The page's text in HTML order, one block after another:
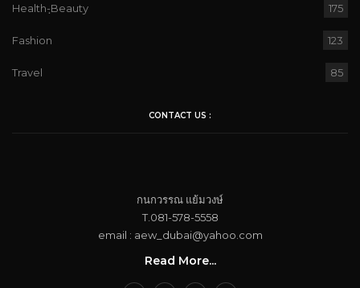
Health-ฺBeauty 175
Fashion 123
Travel 85
CONTACT US :
กนกวรรณ​ แย้ม​วงษ์
T.081-578-5558
email : aew_dubai@yahoo.com​
Read More...